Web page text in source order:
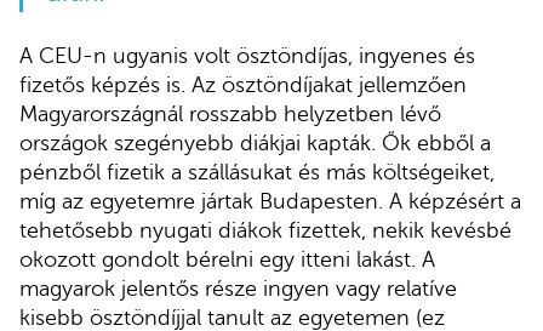
A CEU-n ugyanis volt ösztöndíjas, ingyenes és
fizetős képzés is. Az ösztöndíjakat jellemzően
Magyarországnál rosszabb helyzetben lévő
országok szegényebb diákjai kapták. Ők ebből a
pénzből fizetik a szállásukat és más költségeiket,
míg az egyetemre jártak Budapesten. A képzésért a
tehetősebb nyugati diákok fizettek, nekik kevésbé
okozott gondolt bérelni egy itteni lakást. A
magyarok jelentős része ingyen vagy relatíve
kisebb ösztöndíjjal tanult az egyetemen (ez